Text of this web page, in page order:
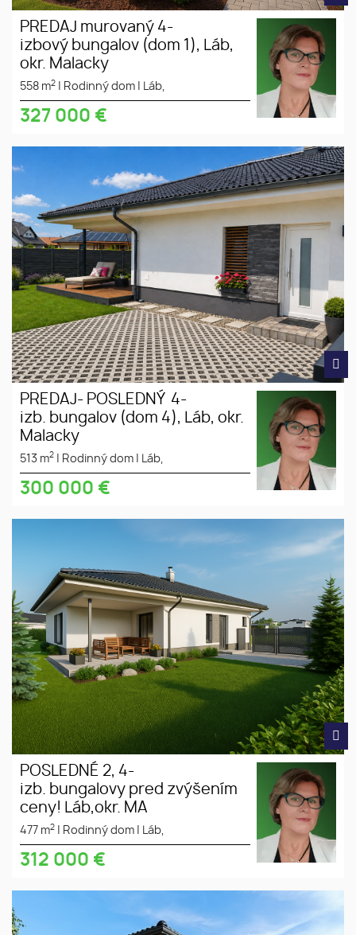
PREDAJ murovaný 4-
izbový bungalov (dom 1), Láb,
okr. Malacky
558 m2 Rodinný dom Láb,
327 000 €
izbový samostatne stojaci
bungalov v obci Láb, okres
Malacky. Nezáväzná obhliadka
aj cez víkend! Bývajte ešte toto
leto :-)
tiché
prostredie
pozemok
súkromná
ulica
PREDAJ- POSLEDNÝ 4-
izb. bungalov (dom 4), Láb, okr.
Malacky
513 m2 Rodinný dom Láb,
300 000 €
POSLEDNÉ 2, 4-izb. bungalovy v
na Záhorí, 25 km od Bratislavy.
Nepremeškajte príležitosť pred
zvýšením cien!
prostredie
pozemok
súkromná
ulica
POSLEDNÉ 2, 4-
izb. bungalovy pred zvýšením
ceny! Láb,okr. MA
477 m2 Rodinný dom Láb,
312 000 €
izbový bungalov v tichej uličke v
prostredie